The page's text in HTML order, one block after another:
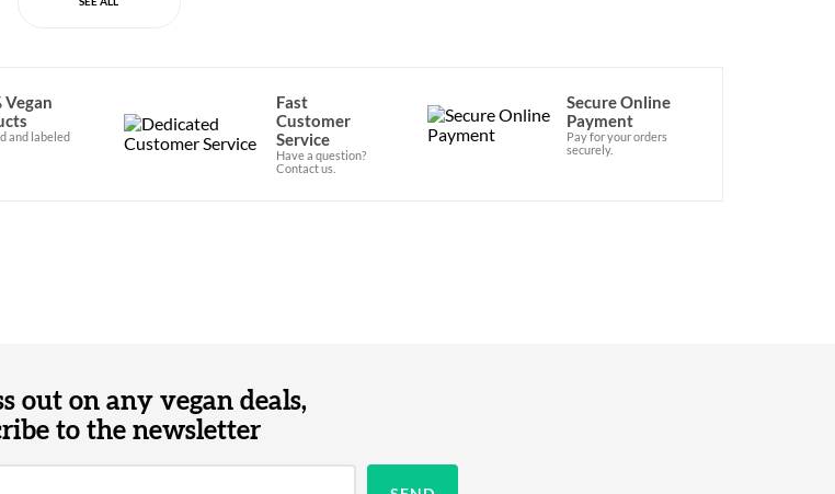
Vegan
and labeled
Fast
Customer
Service
Have a question?
Contact us.
Secure Online
Payment
Pay for your orders
securely.
out on any vegan deals,
to the newsletter